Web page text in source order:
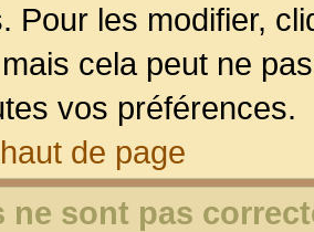
Pour les modifier,
cela peut ne
vos préférences.
de page
ne sont pas